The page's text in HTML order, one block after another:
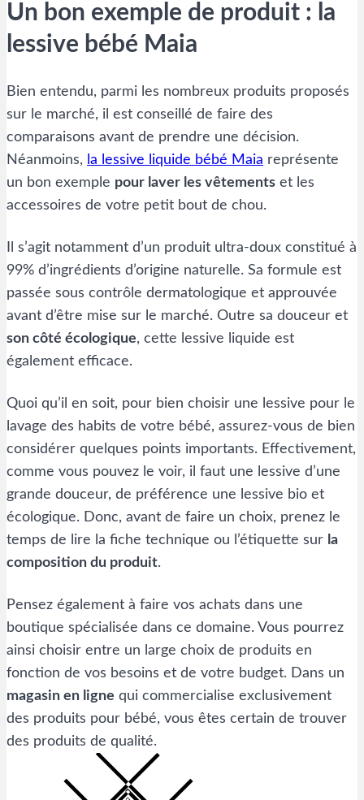
Un bon exemple de produit : la
lessive bébé Maia
Bien entendu, parmi les nombreux produits proposés
sur le marché, il est conseillé de faire des
comparaisons avant de prendre une décision.
Néanmoins, la lessive liquide bébé Maia représente
un bon exemple pour laver les vêtements et les
accessoires de votre petit bout de chou.
Il s’agit notamment d’un produit ultra-doux constitué à
99% d’ingrédients d’origine naturelle. Sa formule est
passée sous contrôle dermatologique et approuvée
avant d’être mise sur le marché. Outre sa douceur et
son côté écologique, cette lessive liquide est
également efficace.
Quoi qu’il en soit, pour bien choisir une lessive pour le
lavage des habits de votre bébé, assurez-vous de bien
considérer quelques points importants. Effectivement,
comme vous pouvez le voir, il faut une lessive d’une
grande douceur, de préférence une lessive bio et
écologique. Donc, avant de faire un choix, prenez le
temps de lire la fiche technique ou l’étiquette sur la
composition du produit.
Pensez également à faire vos achats dans une
boutique spécialisée dans ce domaine. Vous pourrez
ainsi choisir entre un large choix de produits en
fonction de vos besoins et de votre budget. Dans un
magasin en ligne qui commercialise exclusivement
des produits pour bébé, vous êtes certain de trouver
des produits de qualité.